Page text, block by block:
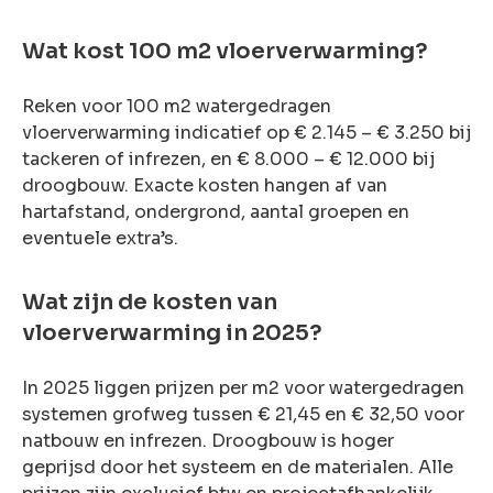
Wat kost 100 m2 vloerverwarming?
Reken voor 100 m2 watergedragen
vloerverwarming indicatief op € 2.145 – € 3.250 bij
tackeren of infrezen, en € 8.000 – € 12.000 bij
droogbouw. Exacte kosten hangen af van
hartafstand, ondergrond, aantal groepen en
eventuele extra’s.
Wat zijn de kosten van
vloerverwarming in 2025?
In 2025 liggen prijzen per m2 voor watergedragen
systemen grofweg tussen € 21,45 en € 32,50 voor
natbouw en infrezen. Droogbouw is hoger
geprijsd door het systeem en de materialen. Alle